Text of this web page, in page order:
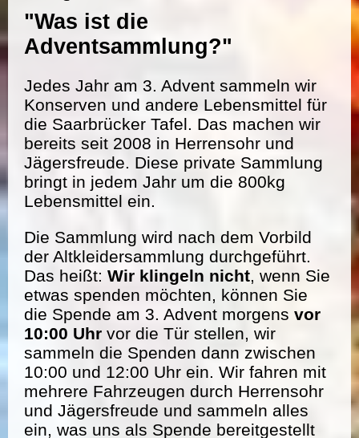
"Was ist die
Adventsammlung?"
Jedes Jahr am 3. Advent sammeln wir
Konserven und andere Lebensmittel für
die Saarbrücker Tafel. Das machen wir
bereits seit 2008 in Herrensohr und
Jägersfreude. Diese private Sammlung
bringt in jedem Jahr um die 800kg
Lebensmittel ein.
Die Sammlung wird nach dem Vorbild
der Altkleidersammlung durchgeführt.
Das heißt: Wir klingeln nicht, wenn Sie
etwas spenden möchten, können Sie
die Spende am 3. Advent morgens vor
10:00 Uhr vor die Tür stellen, wir
sammeln die Spenden dann zwischen
10:00 und 12:00 Uhr ein. Wir fahren mit
mehrere Fahrzeugen durch Herrensohr
und Jägersfreude und sammeln alles
ein, was uns als Spende bereitgestellt